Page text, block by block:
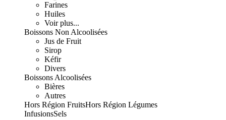
Farines
Huiles
Voir plus...
Boissons Non Alcoolisées
Jus de Fruit
Sirop
Kéfir
Divers
Boissons Alcoolisées
Bières
Autres
Hors Région FruitsHors Région Légumes
InfusionsSels